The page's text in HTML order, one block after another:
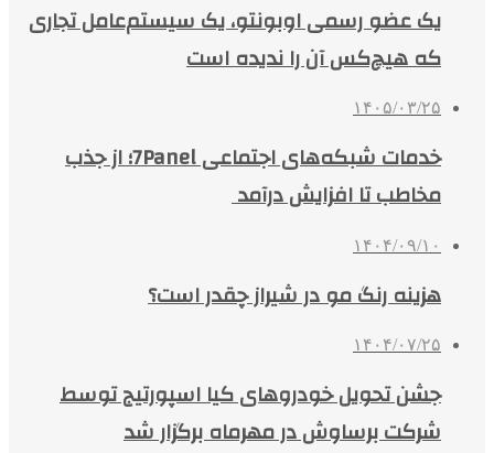
یک عضو رسمی اوبونتو، یک سیستم‌عامل تجاری
که هیچ‌کس آن را ندیده است
۱۴۰۵/۰۳/۲۵
خدمات شبکه‌های اجتماعی 7Panel؛ از جذب
مخاطب تا افزایش درآمد
۱۴۰۴/۰۹/۱۰
هزینه رنگ مو در شیراز چقدر است؟
۱۴۰۴/۰۷/۲۵
جشن تحویل خودروهای کیا اسپورتیج توسط
شرکت برساوش در مهرماه برگزار شد